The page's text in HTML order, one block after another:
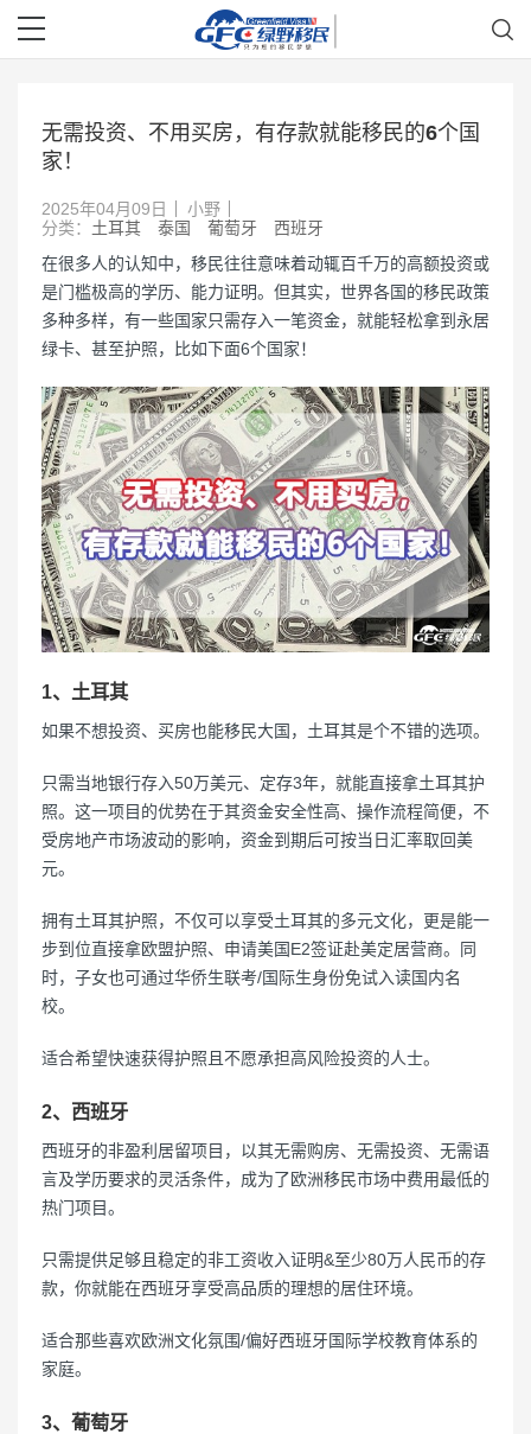
无需投资、不用买房，有存款就能移民的6个国
家！
2025年04月09日
小野
分类： 土耳其 泰国 葡萄牙
西班牙
在很多人的认知中，移民往往意味着动辄百千万的高额投资或
是门槛极高的学历、能力证明。但其实，世界各国的移民政策
多种多样，有一些国家只需存入一笔资金，就能轻松拿到永居
绿卡、甚至护照，比如下面6个国家！
1、土耳其
如果不想投资、买房也能移民大国，土耳其是个不错的选项。
只需当地银行存入50万美元、定存3年，就能直接拿土耳其护
照。这一项目的优势在于其资金安全性高、操作流程简便，不
受房地产市场波动的影响，资金到期后可按当日汇率取回美
元。
拥有土耳其护照，不仅可以享受土耳其的多元文化，更是能一
步到位直接拿欧盟护照、申请美国E2签证赴美定居营商。同
时，子女也可通过华侨生联考/国际生身份免试入读国内名
校。
适合希望快速获得护照且不愿承担高风险投资的人士。
2、西班牙
西班牙的非盈利居留项目，以其无需购房、无需投资、无需语
言及学历要求的灵活条件，成为了欧洲移民市场中费用最低的
热门项目。
只需提供足够且稳定的非工资收入证明&至少80万人民币的存
款，你就能在西班牙享受高品质的理想的居住环境。
适合那些喜欢欧洲文化氛围/偏好西班牙国际学校教育体系的
家庭。
3、葡萄牙